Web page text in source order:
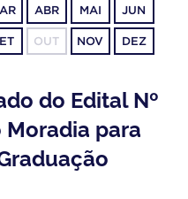
ABR MAI JUN
OUT NOV DEZ
do Edital Nº
para